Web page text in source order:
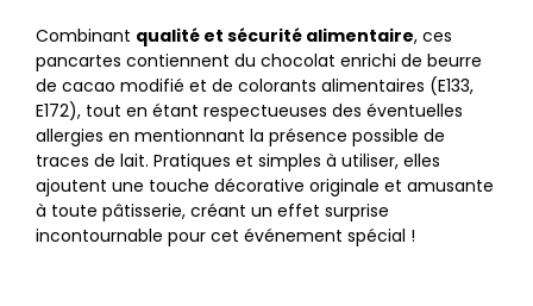
Combinant qualité et sécurité alimentaire, ces
pancartes contiennent du chocolat enrichi de beurre
de cacao modifié et de colorants alimentaires (E133,
E172), tout en étant respectueuses des éventuelles
allergies en mentionnant la présence possible de
traces de lait. Pratiques et simples à utiliser, elles
ajoutent une touche décorative originale et amusante
à toute pâtisserie, créant un effet surprise
incontournable pour cet événement spécial !